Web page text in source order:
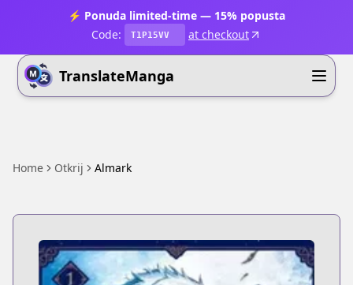
⚡ Ponuda limited-time — 15% popusta
Code:
T1P15VV at checkout
TranslateManga
Home Otkrij Almark